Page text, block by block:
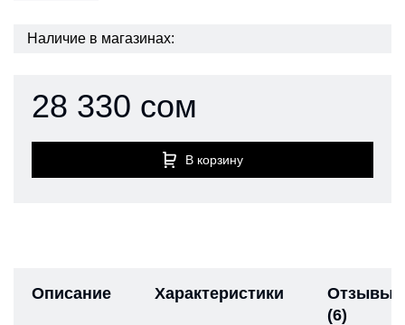
Наличие в магазинах:
28 330 сом
В корзину
Описание Характеристики
Отзывы
(6)